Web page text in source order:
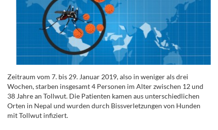
Zeitraum vom 7. bis 29. Januar 2019, also in weniger als drei
Wochen, starben insgesamt 4 Personen im Alter zwischen 12 und
38 Jahre an Tollwut. Die Patienten kamen aus unterschiedlichen
Orten in Nepal und wurden durch Bissverletzungen von Hunden
mit Tollwut infiziert.